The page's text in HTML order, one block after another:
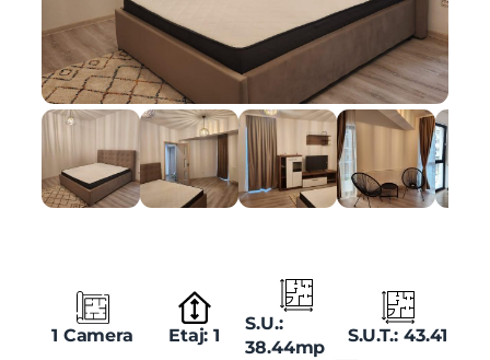
1 Camera Etaj: 1
S.U.:
38.44mp
S.U.T.: 43.41